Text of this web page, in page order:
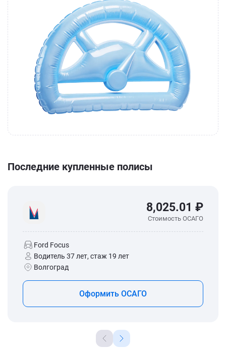
Последние купленные полисы
8,025.01 ₽
Стоимость ОСАГО
Ford Focus
Водитель 37 лет, стаж 19 лет
Волгоград
Оформить ОСАГО